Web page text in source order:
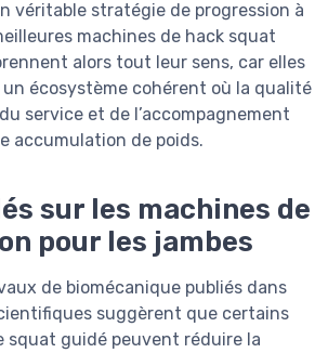
véritable stratégie de progression à
machines de hack squat
alors tout leur sens, car elles
un écosystème cohérent où la qualité
service et de l’accompagnement
accumulation de poids.
sur les machines de
pour les jambes
de biomécanique publiés dans
suggèrent que certains
squat guidé peuvent réduire la